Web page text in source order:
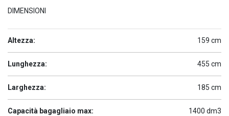
DIMENSIONI
Altezza: 159 cm
Lunghezza: 455 cm
Larghezza: 185 cm
Capacità bagagliaio max: 1400 dm3